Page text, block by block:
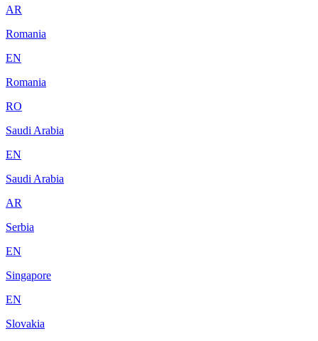
AR
Romania
EN
Romania
RO
Saudi Arabia
EN
Saudi Arabia
AR
Serbia
EN
Singapore
EN
Slovakia